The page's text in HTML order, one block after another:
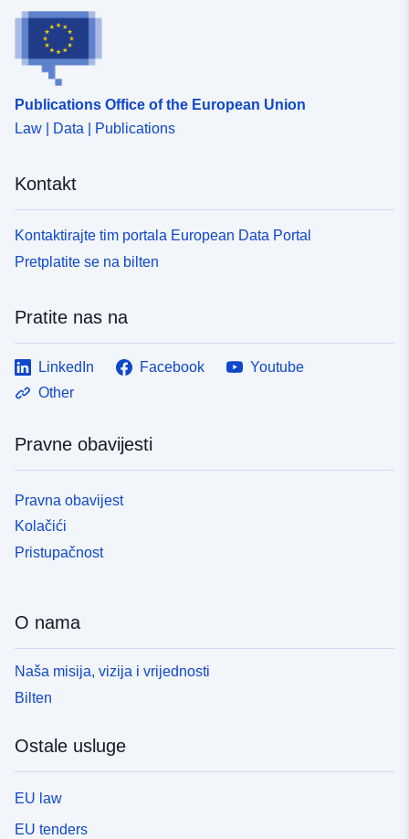
Publications Office of the European Union
Law | Data | Publications
Kontakt
Kontaktirajte tim portala European Data Portal
Pretplatite se na bilten
Pratite nas na
LinkedIn Facebook
Youtube
Other
Pravne obavijesti
Pravna obavijest
Kolačići
Pristupačnost
O nama
Naša misija, vizija i vrijednosti
Bilten
Ostale usluge
EU law
EU tenders